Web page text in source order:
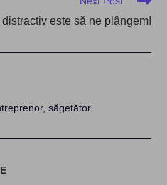
distractiv este să ne plângem!
săgetător.